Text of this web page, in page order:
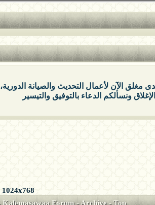
مغلق الآن لأعمال التحديث والصيانة
1024x768
Kalemasawaa Forum-Archive-Top